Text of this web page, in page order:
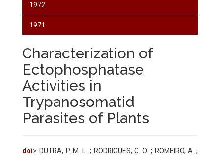
1972
1971
Characterization of
Ectophosphatase
Activities in
Trypanosomatid
Parasites of Plants
doi> DUTRA, P. M. L. ; RODRIGUES, C. O. ; ROMEIRO, A. ;